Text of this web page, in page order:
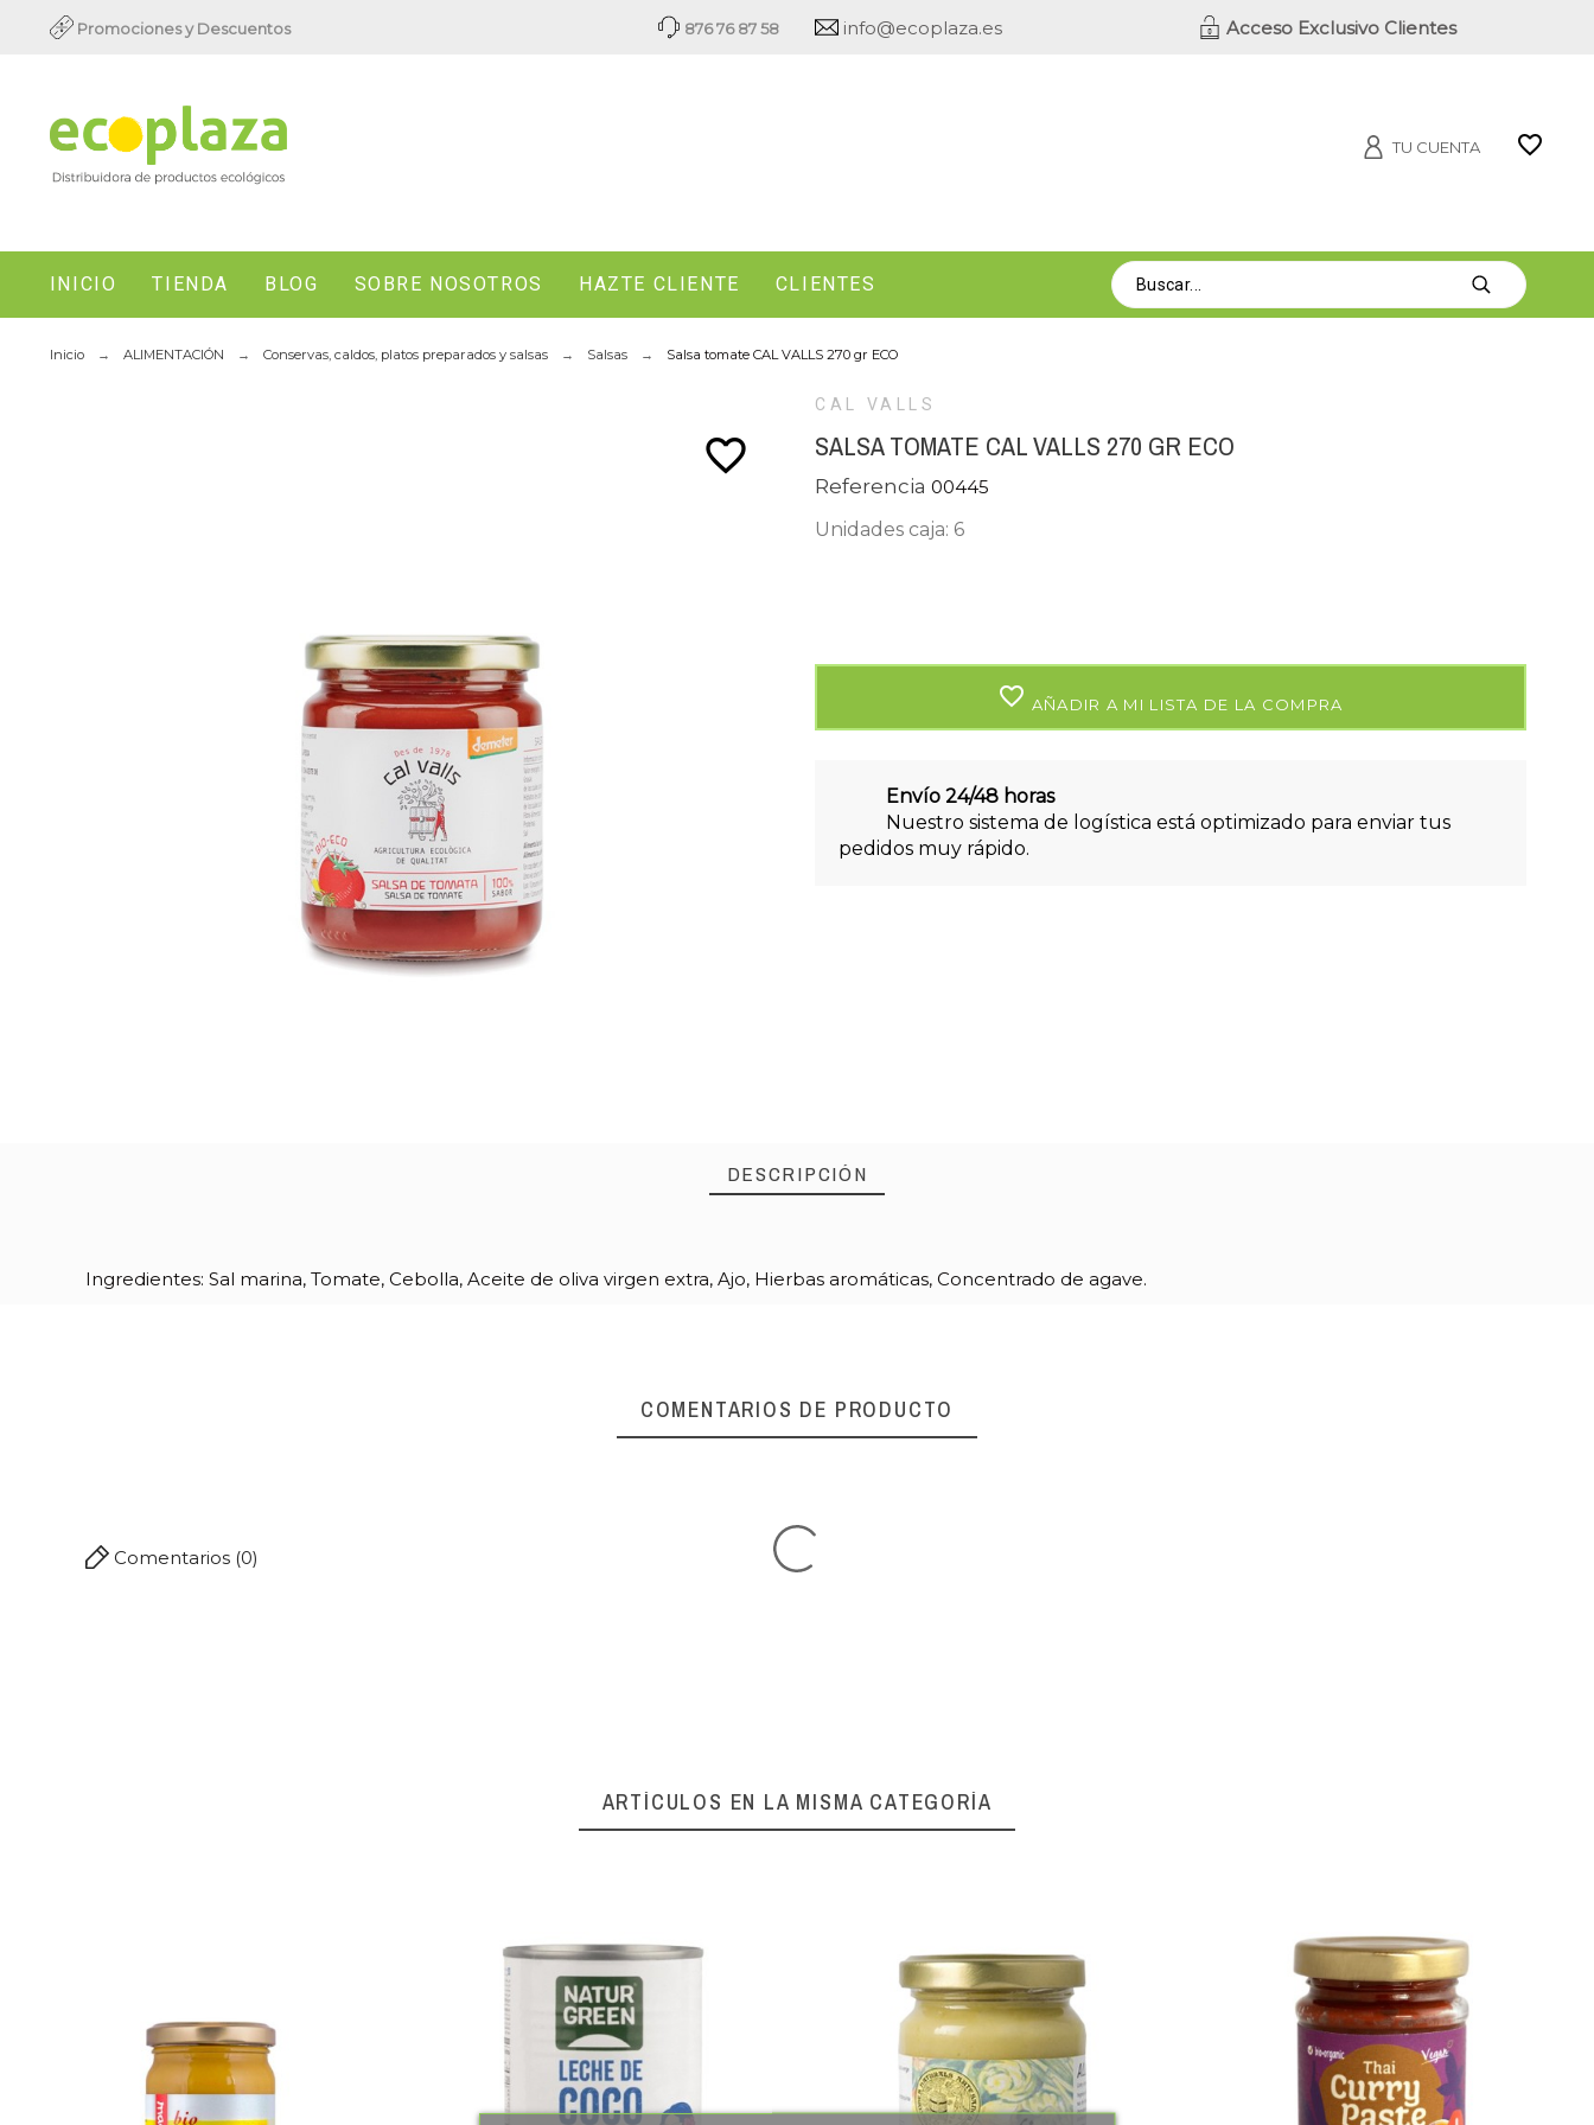
Promociones y Descuentos 876 76 87 58 info@ecoplaza.es Acceso Exclusivo Clientes
TU CUENTA
INICIO TIENDA BLOG SOBRE NOSOTROS HAZTE CLIENTE CLIENTES
Inicio ALIMENTACIÓN Conservas, caldos, platos preparados y salsas Salsas Salsa tomate CAL VALLS 270 gr ECO
favorite_border
CAL VALLS
SALSA TOMATE CAL VALLS 270 GR ECO
Referencia 00445
Unidades caja: 6
favorite_border AÑADIR A MI LISTA DE LA COMPRA
Envío 24/48 horas
Nuestro sistema de logística está optimizado para enviar tus
pedidos muy rápido.
DESCRIPCIÓN
Ingredientes: Sal marina, Tomate, Cebolla, Aceite de oliva virgen extra, Ajo, Hierbas aromáticas, Concentrado de agave.
COMENTARIOS DE PRODUCTO
Comentarios (0)
ARTÍCULOS EN LA MISMA CATEGORÍA